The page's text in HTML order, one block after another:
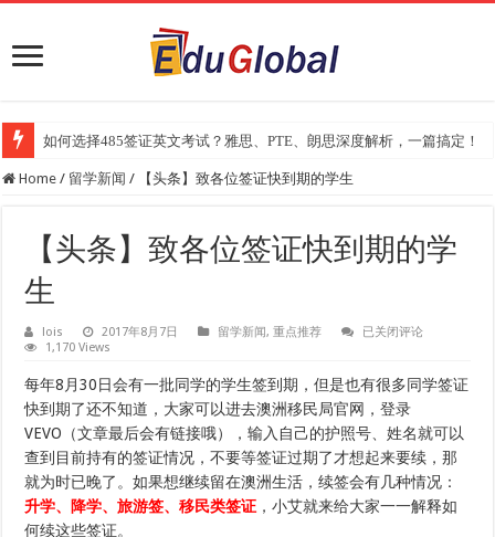
如何选择485签证英文考试？雅思、PTE、朗思深度解析，一篇搞定！
2025年《澳洲金融评论报》大学排名出炉：一份关乎本地就业与声誉的
Home / 留学新闻 / 【头条】致各位签证快到期的学生
【头条】致各位签证快到期的学
生
lois 2017年8月7日 留学新闻,重点推荐
【头
各
位
签
证
快
到
期
的
学
已关闭评论
1,170 Views
每年8月30日会有一批同学的学生签到期，但是也有很多同学签证
快到期了还不知道，大家可以进去澳洲移民局官网，登录
VEVO（文章最后会有链接哦），输入自己的护照号、姓名就可以
查到目前持有的签证情况，不要等签证过期了才想起来要续，那
就为时已晚了。如果想继续留在澳洲生活，续签会有几种情况：
升学、降学、旅游签、移民类签证 ，小艾就来给大家一一解释如
何续这些签证。